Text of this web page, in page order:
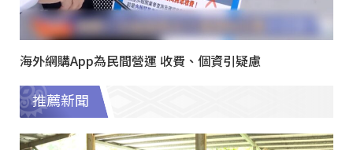
海外網購App為民間營運 收費、個資引疑慮
推薦新聞